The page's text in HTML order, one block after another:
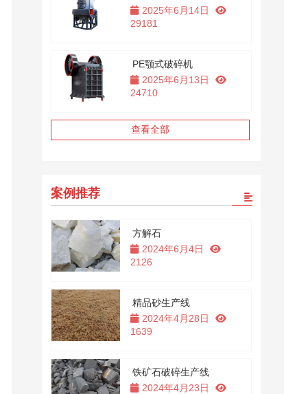
2025年6月14日
29181
PE颚式破碎机
2025年6月13日
24710
查看全部
案例推荐
方解石
2024年6月4日
2126
精品砂生产线
2024年4月28日
1639
铁矿石破碎生产线
2024年4月23日